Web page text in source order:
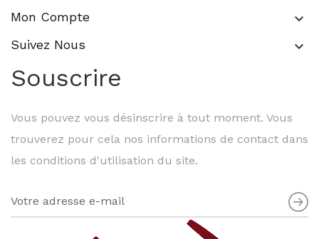
Mon Compte keyboard_arrow_down
Suivez Nous keyboard_arrow_down
Souscrire
Vous pouvez vous désinscrire à tout moment. Vous
trouverez pour cela nos informations de contact dans
les conditions d'utilisation du site.